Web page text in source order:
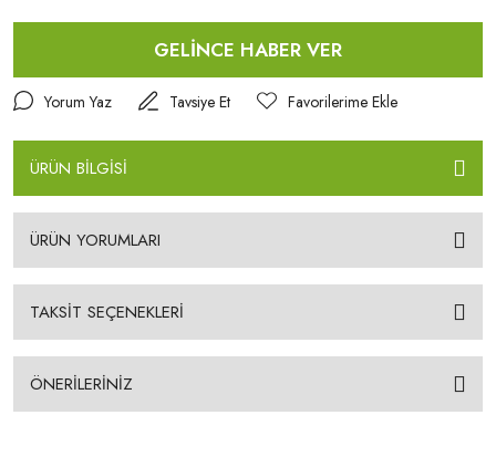
GELİNCE HABER VER
Yorum Yaz Tavsiye Et
ÜRÜN BİLGİSİ
ÜRÜN YORUMLARI
TAKSİT SEÇENEKLERİ
ÖNERİLERİNİZ